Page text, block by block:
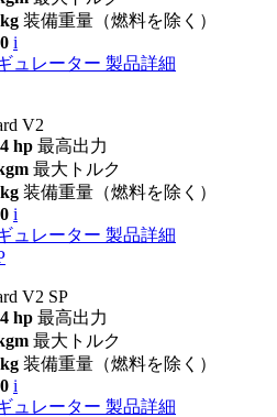
装備重量（燃料を除く）
i
ュレーター 製品詳細
V2
hp 最高出力
最大トルク
装備重量（燃料を除く）
i
ュレーター 製品詳細
V2 SP
hp 最高出力
最大トルク
装備重量（燃料を除く）
i
ュレーター 製品詳細